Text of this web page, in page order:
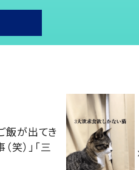
が出てき
笑）」「三